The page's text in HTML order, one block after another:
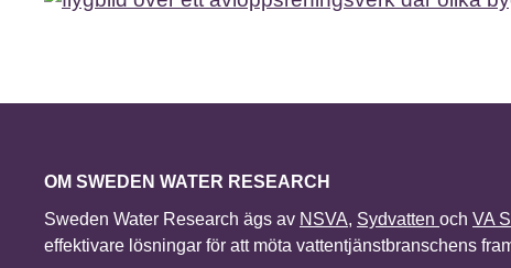
OM SWEDEN WATER RESEARCH
Sweden Water Research ägs av NSVA, Sydvatten och VA
effektivare lösningar för att möta vattentjänstbranschens